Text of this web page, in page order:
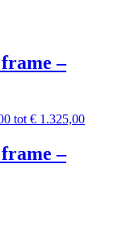
–
tot € 1.325,00
–